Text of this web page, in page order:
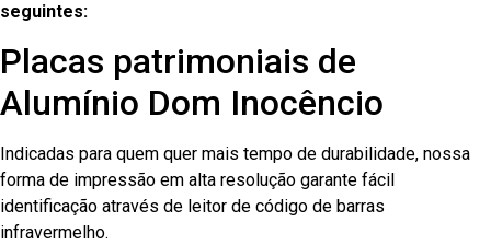
seguintes:
Placas patrimoniais de
Alumínio Dom Inocêncio
Indicadas para quem quer mais tempo de durabilidade, nossa
forma de impressão em alta resolução garante fácil
identificação através de leitor de código de barras
infravermelho.